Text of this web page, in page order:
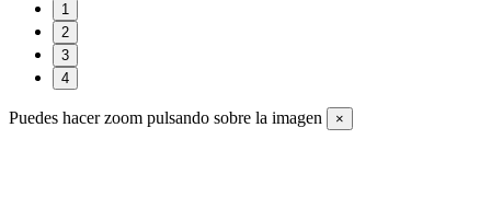
1
2
3
4
Puedes hacer zoom pulsando sobre la imagen ×